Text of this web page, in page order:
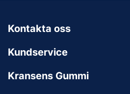
Kundservice
Kransens Gummi
Kontakta oss
0156-409 00
Mån-Tors 07.30-16:30, Fre
Lunchstängt 12:00-12:30